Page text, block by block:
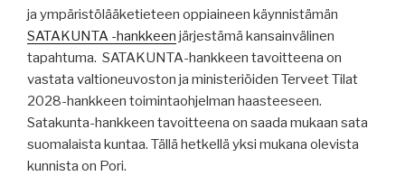
ja ympäristölääketieteen oppiaineen käynnistämän
SATAKUNTA -hankkeen järjestämä kansainvälinen
tapahtuma. SATAKUNTA-hankkeen tavoitteena on
vastata valtioneuvoston ja ministeriöiden Terveet Tilat
2028-hankkeen toimintaohjelman haasteeseen.
Satakunta-hankkeen tavoitteena on saada mukaan sata
suomalaista kuntaa. Tällä hetkellä yksi mukana olevista
kunnista on Pori.